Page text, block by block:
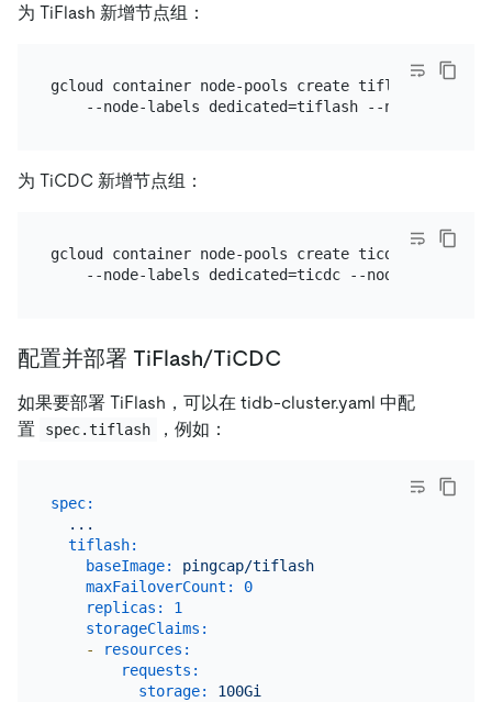
为 TiFlash 新增节点组：
gcloud container node-pools create tiflash --
为 TiCDC 新增节点组：
gcloud container node-pools create ticdc --
配置并部署 TiFlash/TiCDC
如果要部署 TiFlash，可以在 tidb-cluster.yaml 中配
置
spec.tiflash ，例如：
spec:
...
tiflash:
baseImage:
pingcap/tiflash
maxFailoverCount:
0
replicas:
1
storageClaims:
-
resources:
requests:
storage:
100Gi